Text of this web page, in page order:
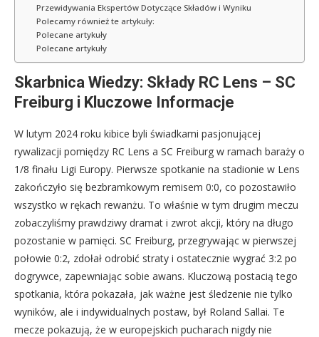
Przewidywania Ekspertów Dotyczące Składów i Wyniku
Polecamy również te artykuły:
Polecane artykuły
Polecane artykuły
Skarbnica Wiedzy: Składy RC Lens – SC
Freiburg i Kluczowe Informacje
W lutym 2024 roku kibice byli świadkami pasjonującej
rywalizacji pomiędzy RC Lens a SC Freiburg w ramach baraży o
1/8 finału Ligi Europy. Pierwsze spotkanie na stadionie w Lens
zakończyło się bezbramkowym remisem 0:0, co pozostawiło
wszystko w rękach rewanżu. To właśnie w tym drugim meczu
zobaczyliśmy prawdziwy dramat i zwrot akcji, który na długo
pozostanie w pamięci. SC Freiburg, przegrywając w pierwszej
połowie 0:2, zdołał odrobić straty i ostatecznie wygrać 3:2 po
dogrywce, zapewniając sobie awans. Kluczową postacią tego
spotkania, która pokazała, jak ważne jest śledzenie nie tylko
wyników, ale i indywidualnych postaw, był Roland Sallai. Te
mecze pokazują, że w europejskich pucharach nigdy nie